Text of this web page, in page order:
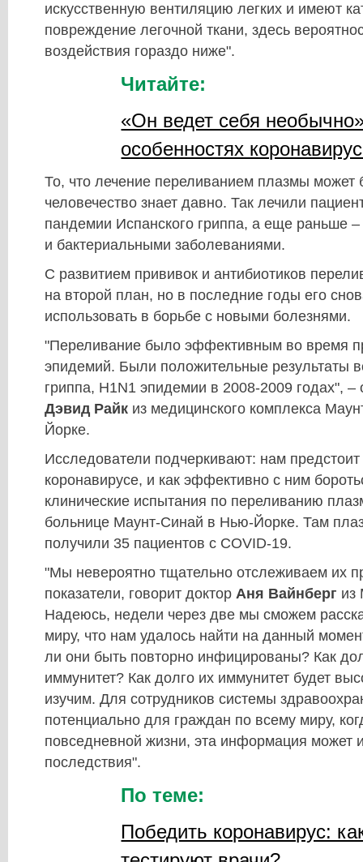
искусственную вентиляцию легких и имеют
повреждение легочной ткани, здесь
воздействия гораздо ниже".
Читайте:
«Он ведет себя
особенностях
То, что лечение переливанием плазмы
человечество знает давно. Так лечили
пандемии Испанского гриппа, а еще раньше
и бактериальными заболеваниями.
С развитием прививок и антибиотиков
на второй план, но в последние годы его
использовать в борьбе с новыми болезнями.
"Переливание было эффективным во время
эпидемий. Были положительные результаты
гриппа, H1N1 эпидемии в 2008-2009 годах", –
Дэвид Райк из медицинского комплекса
Йорке.
Исследователи подчеркивают: нам
коронавирусе, и как эффективно с ним
клинические испытания по переливанию
больнице Маунт-Синай в Нью-Йорке. Там
получили 35 пациентов с COVID-19.
"Мы невероятно тщательно отслеживаем их
показатели, говорит доктор Аня Вайнберг из
Надеюсь, недели через две мы сможем
миру, что нам удалось найти на данный
ли они быть повторно инфицированы? Как
иммунитет? Как долго их иммунитет будет
изучим. Для сотрудников системы
потенциально для граждан по всему миру,
повседневной жизни, эта информация может
последствия".
По теме:
Победить коронавирус: